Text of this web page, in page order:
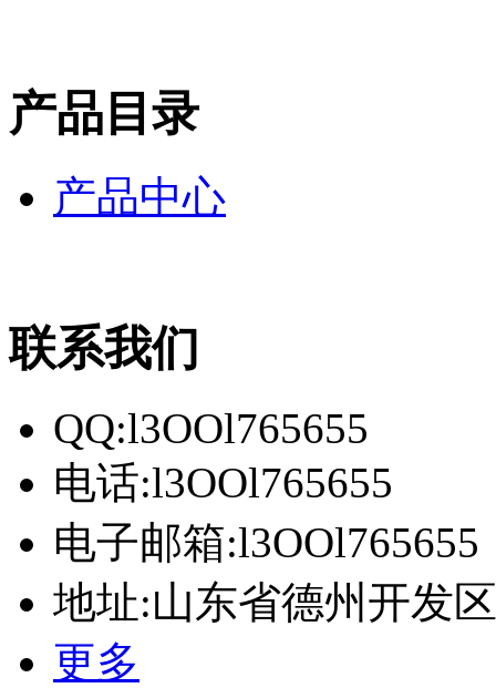
产品目录
产品中心
联系我们
QQ:l3OOl765655
电话:l3OOl765655
电子邮箱:l3OOl765655
地址:山东省德州开发区
更多